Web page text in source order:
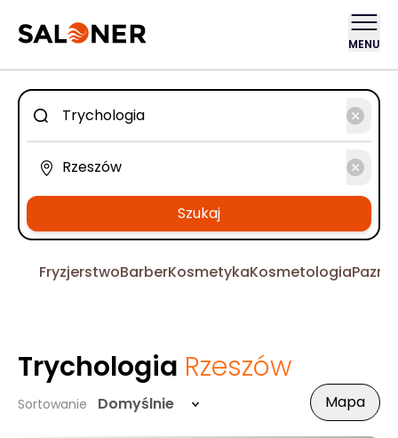
MENU
Szukaj
FryzjerstwoBarberKosmetykaKosmetologia
Trychologia Rzeszów
Sortowanie Domyślnie Mapa